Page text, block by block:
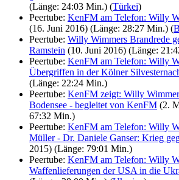
(Länge: 24:03 Min.) (Türkei)
Peertube: KenFM am Telefon: Willy
(16. Juni 2016) (Länge: 28:27 Min.) (
Peertube: Willy Wimmers Brandrede
Ramstein (10. Juni 2016) (Länge:
Peertube: KenFM am Telefon: Willy
Übergriffen in der Kölner
(Länge: 22:24 Min.)
Peertube: KenFM zeigt: Willy
Bodensee - begleitet von KenFM (2.
67:32 Min.)
Peertube: KenFM am Telefon: Willy
Müller - Dr. Daniele Ganser: Krieg
2015) (Länge: 79:01 Min.)
Peertube: KenFM am Telefon: Willy
Waffenlieferungen der USA in die